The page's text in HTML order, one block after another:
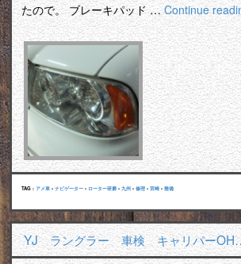
たので。 ブレーキパッド …Continue
TAG : アメ車 • ナビゲーター • ローター研磨 • 九州 • 修理 • 宮崎 • 整備
YJ ラングラー 車検 キャリパー